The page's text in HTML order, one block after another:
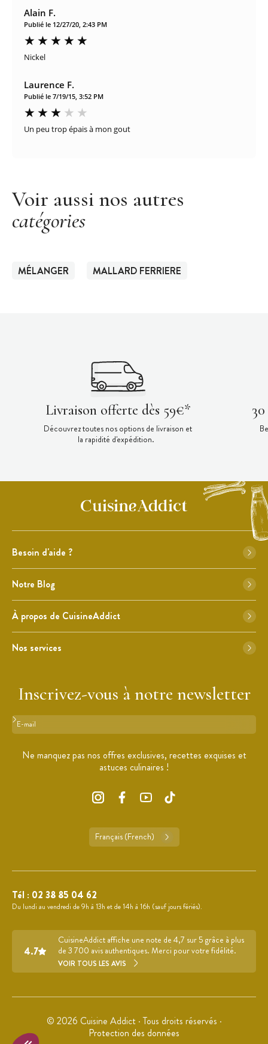
Alain F.
Publié le 12/27/20, 2:43 PM
Nickel
Laurence F.
Publié le 7/19/15, 3:52 PM
Un peu trop épais à mon gout
Voir aussi nos autres
catégories
MÉLANGER MALLARD FERRIERE
Livraison offerte dès 59€*
Découvrez toutes nos options de livraison et
la rapidité d'expédition.
Besoin d'aide ?
Notre Blog
À propos de CuisineAddict
Nos services
Inscrivez-vous à notre newsletter
Format : adresse@email.com
Ne manquez pas nos offres exclusives, recettes exquises et
astuces culinaires !
Français (French)
Tél : 02 38 85 04 62
Du lundi au vendredi de 9h à 13h et de 14h à 16h (sauf jours fériés).
4.7
CuisineAddict affiche une note de 4,7 sur 5 grâce à plus
de 3 700 avis authentiques. Merci pour votre fidélité.
VOIR TOUS LES AVIS
© 2026 Cuisine Addict · Tous droits réservés ·
Protection des données